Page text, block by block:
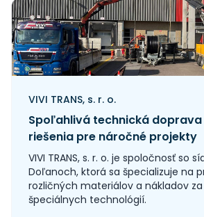
VIVI TRANS, s. r. o.
Spoľahlivá technická
riešenia pre náročné projekty
VIVI TRANS, s. r. o. je spoločnosť so
Doľanoch, ktorá sa špecializuje na
rozličných materiálov a nákladov
špeciálnych technológií.